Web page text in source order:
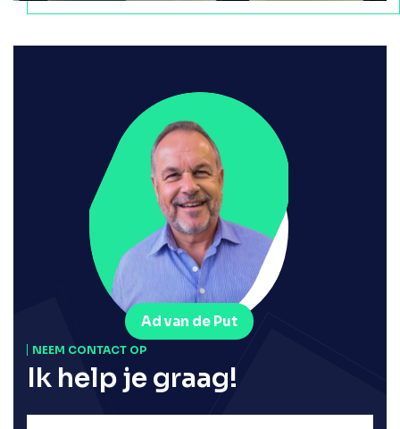
Ad van de Put
NEEM CONTACT OP
Ik help je graag!
Naam